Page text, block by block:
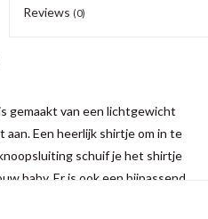
Reviews (0)
gemaakt van een lichtgewicht
Een heerlijk shirtje om in te
schuif je het shirtje
baby. Er is ook een bijpassend